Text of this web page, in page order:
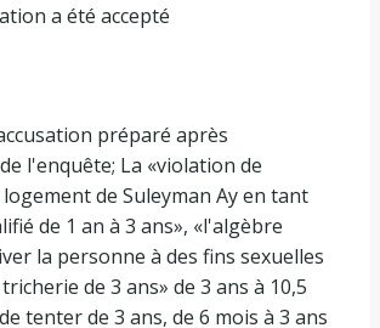
a été accepté
préparé après
l'enquête; La «violation de
de Suleyman Ay en tant
de 1 an à 3 ans», «l'algèbre
la personne à des fins sexuelles
de 3 ans» de 3 ans à 10,5
tenter de 3 ans, de 6 mois à 3 ans